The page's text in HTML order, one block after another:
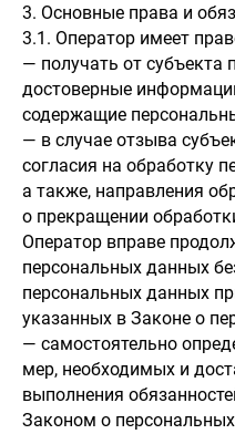
3. Основные права и
3.1. Оператор имеет
— получать от субъекта
достоверные
содержащие
— в случае отзыва
согласия на обработку
а также, направления
о прекращении
Оператор вправе
персональных данных
персональных данных
указанных в Законе о
— самостоятельно
мер, необходимых и
выполнения
Законом о